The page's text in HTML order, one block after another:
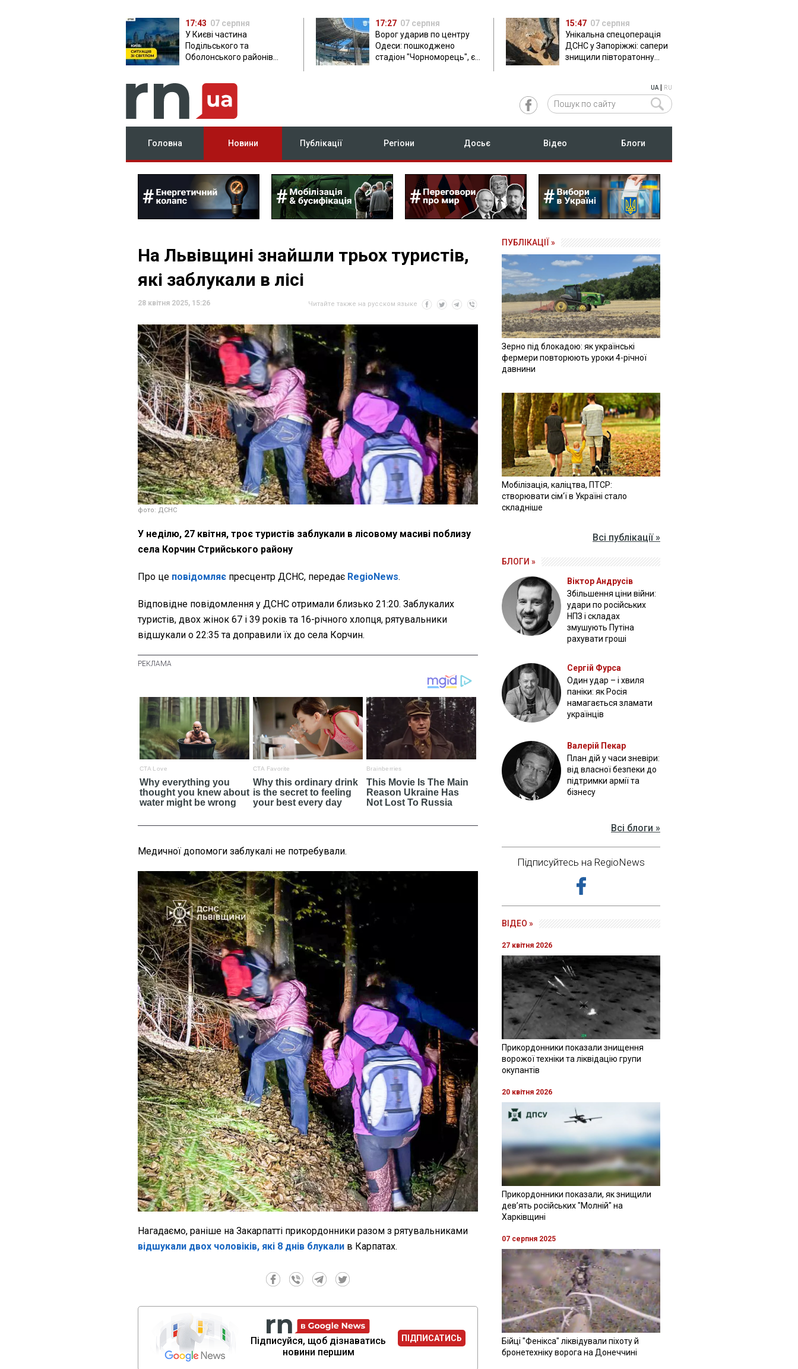
17:43 07 серпня
У Києві частина
Подільського та
Оболонського районів
17:27 07 серпня
Ворог ударив по центру
Одеси: пошкоджено
стадіон "Чорноморець", є
15:47 07 серпня
Унікальна спецоперація
ДСНС у Запоріжжі: сапери
знищили півторатонну
UA| RU
Головна Новини Публікації Регіони Досьє Відео Блоги
На Львівщині знайшли трьох туристів,
які заблукали в лісі
28 квітня 2025, 15:26 Читайте также на русском языке
фото: ДСНС
У неділю, 27 квітня, троє туристів заблукали в лісовому масиві поблизу
села Корчин Стрийського району
Про це повідомляє пресцентр ДСНС, передає RegioNews.
Відповідне повідомлення у ДСНС отримали близько 21:20. Заблукалих
туристів, двох жінок 67 і 39 років та 16-річного хлопця, рятувальники
відшукали о 22:35 та доправили їх до села Корчин.
Медичної допомоги заблукалі не потребували.
Нагадаємо, раніше на Закарпатті прикордонники разом з рятувальниками
відшукали двох чоловіків, які 8 днів блукали в Карпатах.
Підписуйся, щоб дізнаватись
новини першим
ПІДПИСАТИСЬ
ПУБЛІКАЦІЇ »
Зерно під блокадою: як українські
фермери повторюють уроки 4-річної
давнини
Мобілізація, каліцтва, ПТСР:
створювати сім'ї в Україні стало
складніше
Всі публікації »
БЛОГИ »
Віктор Андрусів
Збільшення ціни війни:
удари по російських
НПЗ і складах
змушують Путіна
рахувати гроші
Сергій Фурса
Один удар – і хвиля
паніки: як Росія
намагається зламати
українців
Валерій Пекар
План дій у часи зневіри:
від власної безпеки до
підтримки армії та
бізнесу
Всі блоги »
Підписуйтесь на RegioNews
ВІДЕО »
27 квітня 2026
Прикордонники показали знищення
ворожої техніки та ліквідацію групи
окупантів
20 квітня 2026
Прикордонники показали, як знищили
девʼять російських "Молній" на
Харківщині
07 серпня 2025
Бійці "Фенікса" ліквідували піхоту й
бронетехніку ворога на Донеччині